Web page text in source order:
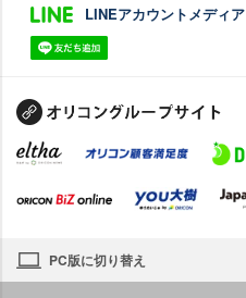
LINEアカウントメディア
PC版に切り替え